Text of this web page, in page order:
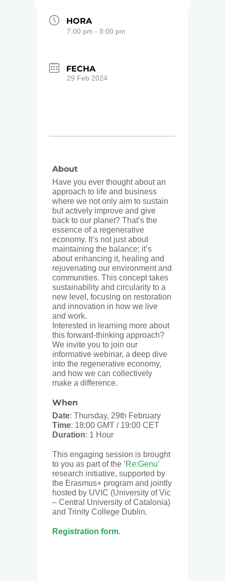
HORA
7:00 pm - 8:00 pm
FECHA
29 Feb 2024
About
Have you ever thought about an
approach to life and business
where we not only aim to sustain
but actively improve and give
back to our planet? That’s the
essence of a regenerative
economy. It’s not just about
maintaining the balance; it’s
about enhancing it, healing and
rejuvenating our environment and
communities. This concept takes
sustainability and circularity to a
new level, focusing on restoration
and innovation in how we live
and work.
Interested in learning more about
this forward-thinking approach?
We invite you to join our
informative webinar, a deep dive
into the regenerative economy,
and how we can collectively
make a difference.
When
Date: Thursday, 29th February
Time: 18:00 GMT / 19:00 CET
Duration: 1 Hour
This engaging session is brought
to you as part of the ‘Re:Genu’
research initiative, supported by
the Erasmus+ program and jointly
hosted by UVIC (University of Vic
– Central University of Catalonia)
and Trinity College Dublin.
Registration form.